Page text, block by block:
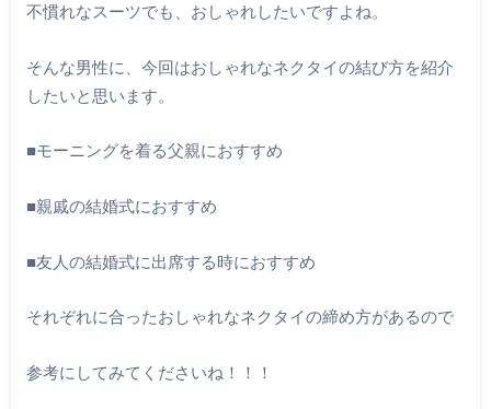
不慣れなスーツでも、おしゃれしたいですよね。
そんな男性に、今回はおしゃれなネクタイの結び方を紹介
したいと思います。
■モーニングを着る父親におすすめ
■親戚の結婚式におすすめ
■友人の結婚式に出席する時におすすめ
それぞれに合ったおしゃれなネクタイの締め方があるので
参考にしてみてくださいね！！！